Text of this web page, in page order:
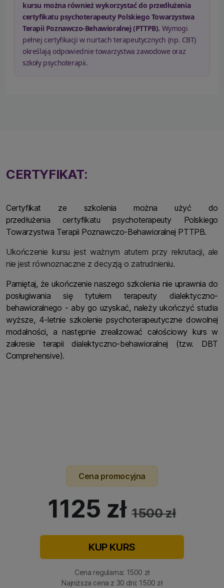
kursu można również wykorzystać do przedłużenia
certyfikatu psychoterapeuty Polskiego Towarzystwa
Terapii Poznawczo-Behawioralnej (PTTPB). Wymogi
pełnej certyfikacji w nurtach terapeutycznych (np. CBT)
określają odpowiednie towarzystwa zawodowe oraz
szkoły psychoterapii.
CERTYFIKAT:
Certyfikat ze szkolenia można użyć do
przedłużenia certyfikatu psychoterapeuty Polskiego
Towarzystwa Terapii Poznawczo-Behawioralnej PTTPB.
Ukończenie kursu jest ważnym atutem przy rekrutacji, ale
nie jest równoznaczne z decyzją o zatrudnieniu.
Pamiętaj, że ukończenie naszego szkolenia nie uprawnia do
posługiwania się tytułem terapeuty dialektyczno-
behawioralnego - aby go uzyskać, należy ukończyć studia
wyższe, 4-letnie szkolenie psychoterapeutyczne dowolnej
modalności, a następnie zrealizować całościowy kurs w
zakresie terapii dialektyczno-behawioralnej (tzw. DBT
Comprehensive).
Cena promocyjna
1125 zł1500 zł
KUP KURS
Cena regularna: 1500 zł
Najniższa cena z 30 dni: 1500 zł